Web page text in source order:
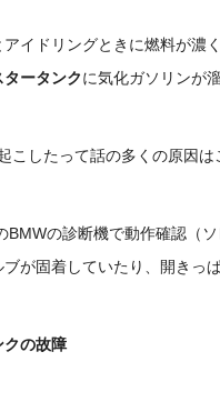
イドリングときに燃料が濃
ータンクに気化ガソリンが
こしたって話の多くの原因は
BMWの診断機で動作確認（
が固着していたり、開きっ
の故障